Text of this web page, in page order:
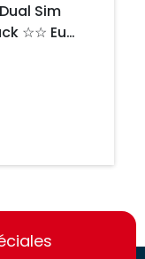
Sim
☆☆ Eu